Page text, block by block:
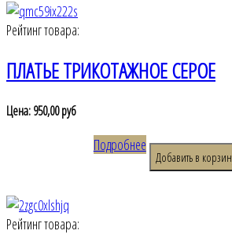
Рейтинг товара:
ПЛАТЬЕ ТРИКОТАЖНОЕ СЕРОЕ
Цена:950,00 руб
Подробнее
Рейтинг товара: